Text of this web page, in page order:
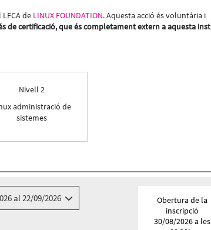
de LINUX FOUNDATION. Aquesta acció és voluntària i
de certificació, que és completament extern a aquesta
Nivell 2
administració de
sistemes
al 22/09/2026
Obertura de la
inscripció
30/08/2026 a les